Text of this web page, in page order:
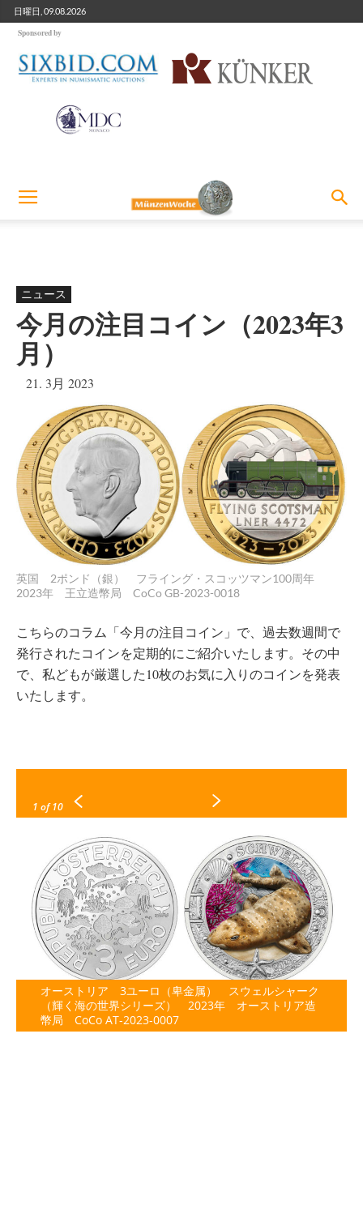
日曜日, 09.08.2026
Sponsored by
ニュース
今月の注目コイン（2023年3
月）
21. 3月 2023
英国 2ポンド（銀） フライング・スコッツマン100周年
2023年 王立造幣局 CoCo GB-2023-0018
こちらのコラム「今月の注目コイン」で、過去数週間で
発行されたコインを定期的にご紹介いたします。その中
で、私どもが厳選した10枚のお気に入りのコインを発表
いたします。
1 of 10
オーストリア 3ユーロ（卑金属） スウェルシャーク
（輝く海の世界シリーズ） 2023年 オーストリア造
幣局 CoCo AT-2023-0007